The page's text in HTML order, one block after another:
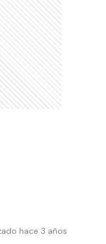
hace 3 años